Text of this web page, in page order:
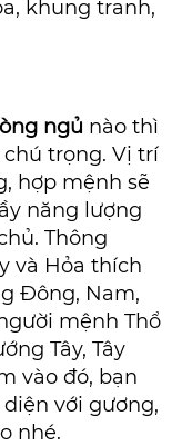
khung tranh,
ngủ nào thì
trọng. Vị trí
hợp mệnh sẽ
năng lượng
Thông
và Hỏa thích
Đông, Nam,
mệnh Thổ
Tây, Tây
vào đó, bạn
với gương,
nhé.